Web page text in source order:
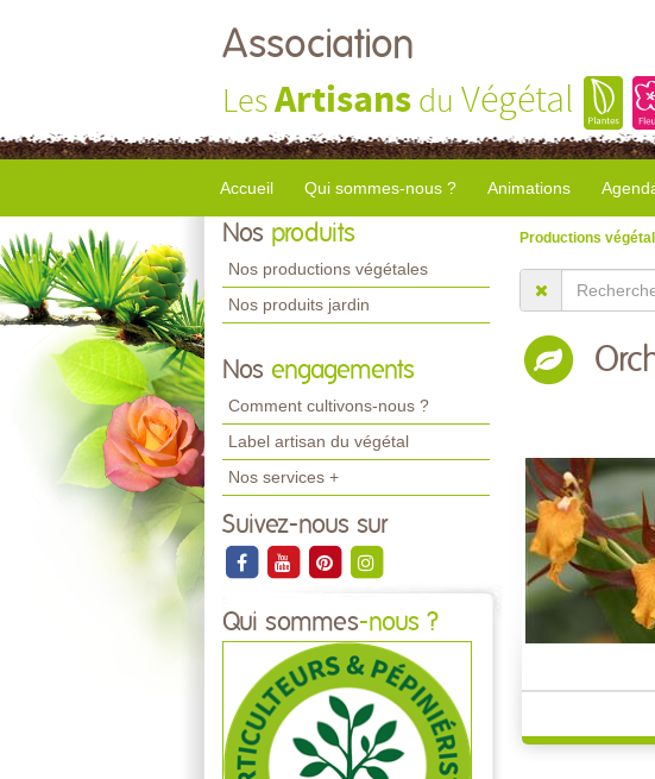
Association
LesArtisans du Végétal
Accueil Qui sommes-nous ? Animations
Nos produits
Nos productions végétales
Nos produits jardin
Nos engagements
Comment cultivons-nous ?
Label artisan du végétal
Nos services +
Suivez-nous sur
Qui sommes-nous ?
Productions